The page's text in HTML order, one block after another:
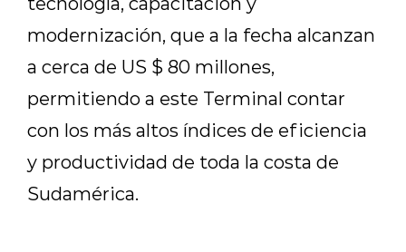
modernización, que a la fecha alcanzan
a cerca de US $ 80 millones,
permitiendo a este Terminal contar
con los más altos índices de eficiencia
y productividad de toda la costa de
Sudamérica.